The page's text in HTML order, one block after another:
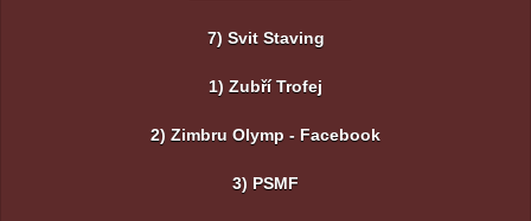
7) Svit Staving
1) Zubří Trofej
2) Zimbru Olymp - Facebook
3) PSMF